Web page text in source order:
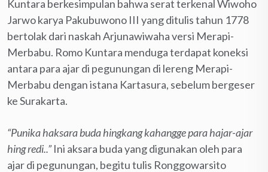
Kuntara berkesimpulan bahwa serat terkenal Wiwoho
Jarwo karya Pakubuwono III yang ditulis tahun 1778
bertolak dari naskah Arjunawiwaha versi Merapi-
Merbabu. Romo Kuntara menduga terdapat koneksi
antara para ajar di pegunungan di lereng Merapi-
Merbabu dengan istana Kartasura, sebelum bergeser
ke Surakarta.
“Punika haksara buda hingkang kahangge para hajar-ajar
hing redi..”Ini aksara buda yang digunakan oleh para
ajar di pegunungan, begitu tulis Ronggowarsito